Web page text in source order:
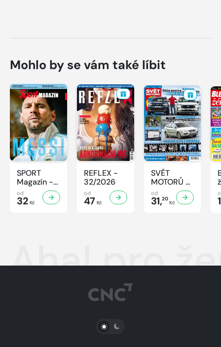
Mohlo by se vám také líbit
SPORT
Magazín -
32/2026
od
32 Kč
REFLEX -
32/2026
od
47 Kč
SVĚT
MOTORŮ -
32/2026
od
31,20
Kč
Aha! pro
PŘEPNOUT SVĚTLÝ/TMAVÝ REŽIM